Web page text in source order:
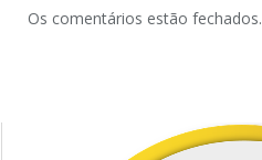
Os comentários estão fechados.